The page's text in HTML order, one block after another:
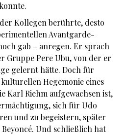
Kollegen berührte, desto
Avantgarde-
gab – anregen. Er sprach
Gruppe Pere Ubu, von der er
gelernt hätte. Doch für
Hegemonie eines
Karl Riehm aufgewachsen ist,
sich für Udo
und zu begeistern, später
Beyoncé. Und schließlich hat